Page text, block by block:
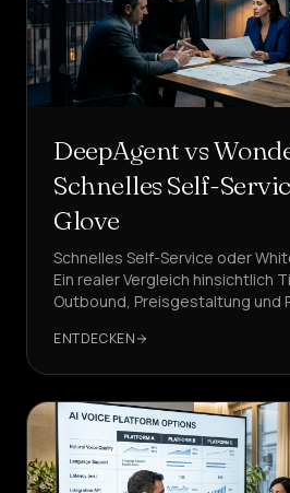
DeepAgent vs
Schnelles Self-
Glove
Schnelles Self-Service oder
Ein realer Vergleich hinsichtlich
Outbound, Preisgestaltung und
ENTDECKEN